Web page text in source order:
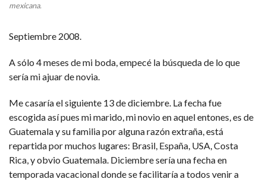
mexicana.
Septiembre 2008.
A sólo 4 meses de mi boda, empecé la búsqueda de lo que
sería mi ajuar de novia.
Me casaría el siguiente 13 de diciembre. La fecha fue
escogida así pues mi marido, mi novio en aquel entones, es de
Guatemala y su familia por alguna razón extraña, está
repartida por muchos lugares: Brasil, España, USA, Costa
Rica, y obvio Guatemala. Diciembre sería una fecha en
temporada vacacional donde se facilitaría a todos venir a